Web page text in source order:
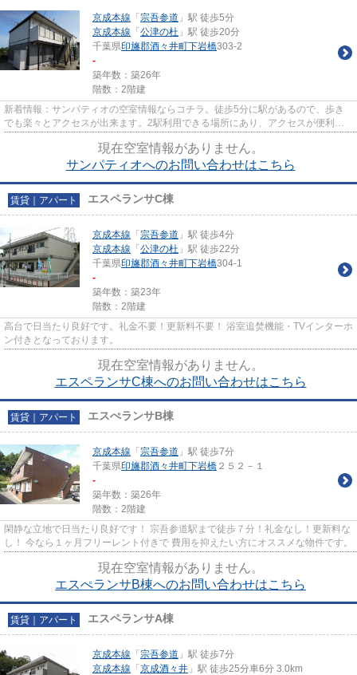
京成本線 「 宗吾参道 」駅 徒歩5分
京成本線 「 公津の杜 」駅 徒歩20分
千葉県印旛郡酒々井町下岩橋303-2
-
築年数：築26年
階数：2階建
新着情報：サンパティオの空室情報ならコチラ。徒歩5分に駅があるので、歩き
でも楽々とアクセスが出来ます。2駅利用できる場所にあり、アクセスが便利で
現在空室情報がありません。
サンパティオへのお問い合わせはこちら
賃貸｜アパート エスペランサC棟
京成本線 「 宗吾参道 」駅 徒歩4分
京成本線 「 公津の杜 」駅 徒歩22分
千葉県印旛郡酒々井町下岩橋304-1
-
築年数：築23年
階数：2階建
高台で日当たり良好です。礼金不要！更新料不要！ 浴室追焚機能・TVインターホ
ン付きとなっております。
現在空室情報がありません。
エスペランサC棟へのお問い合わせはこちら
賃貸｜アパート エスぺランサB棟
京成本線 「 宗吾参道 」駅 徒歩7分
千葉県印旛郡酒々井町下岩橋 ２５２－１
-
築年数：築26年
階数：2階建
閑静な立地で日当たり良好です！ 宗吾参道駅まで徒歩７分！礼金なし！更新料な
し！ 今なら１ヶ月フリーレント付きで 費用を抑えたい方にオススメな物件です。
現在空室情報がありません。
エスぺランサB棟へのお問い合わせはこちら
賃貸｜アパート エスペランサA棟
京成本線 「 宗吾参道 」駅 徒歩7分
京成本線 「 京成酒々井 」駅 徒歩25分車6分 3.0km